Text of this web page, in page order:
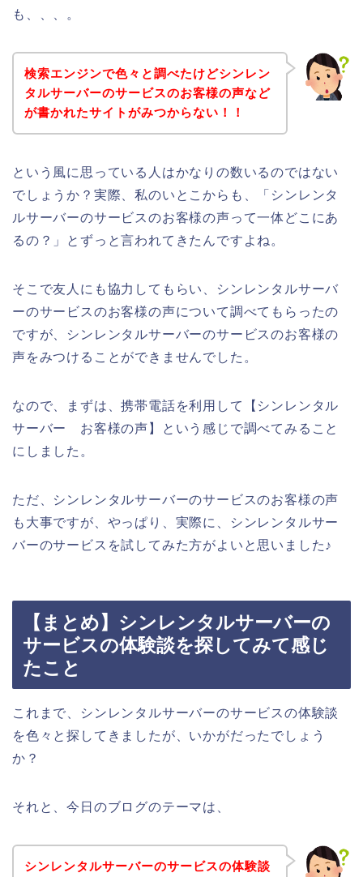
も、、、。
検索エンジンで色々と調べたけどシンレン
タルサーバーのサービスのお客様の声など
が書かれたサイトがみつからない！！
という風に思っている人はかなりの数いるのではない
でしょうか？実際、私のいとこからも、「シンレンタ
ルサーバーのサービスのお客様の声って一体どこにあ
るの？」とずっと言われてきたんですよね。
そこで友人にも協力してもらい、シンレンタルサーバ
ーのサービスのお客様の声について調べてもらったの
ですが、シンレンタルサーバーのサービスのお客様の
声をみつけることができませんでした。
なので、まずは、携帯電話を利用して【シンレンタル
サーバー お客様の声】という感じで調べてみること
にしました。
ただ、シンレンタルサーバーのサービスのお客様の声
も大事ですが、やっぱり、実際に、シンレンタルサー
バーのサービスを試してみた方がよいと思いました♪
【まとめ】シンレンタルサーバーの
サービスの体験談を探してみて感じ
たこと
これまで、シンレンタルサーバーのサービスの体験談
を色々と探してきましたが、いかがだったでしょう
か？
それと、今日のブログのテーマは、
シンレンタルサーバーのサービスの体験談